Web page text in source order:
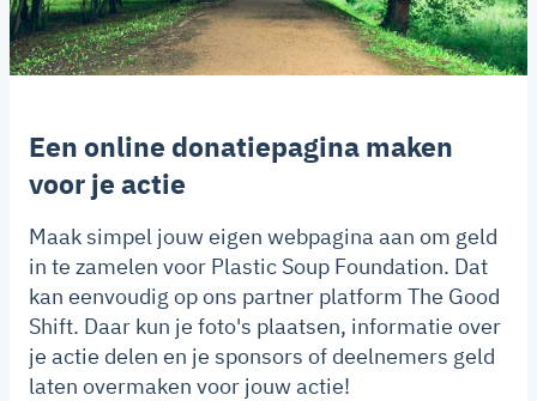
Een online donatiepagina maken
voor je actie
Maak simpel jouw eigen webpagina aan om geld
in te zamelen voor Plastic Soup Foundation. Dat
kan eenvoudig op ons partner platform The Good
Shift. Daar kun je foto's plaatsen, informatie over
je actie delen en je sponsors of deelnemers geld
laten overmaken voor jouw actie!